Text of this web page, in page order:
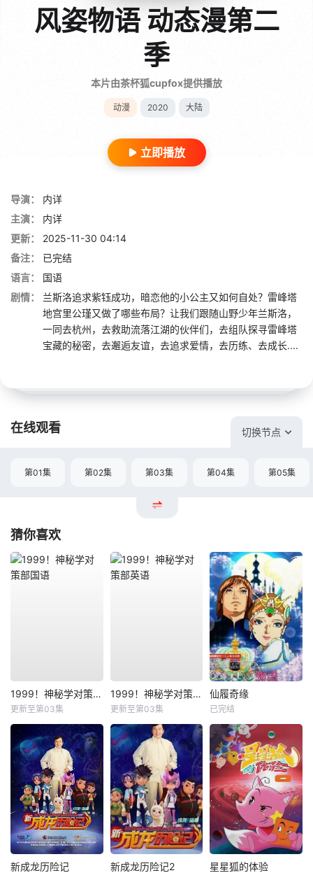
风姿物语 动态漫第二
季
本片由茶杯狐cupfox提供播放
动漫 2020 大陆
立即播放
导演：
内详
主演：
内详
更新：
2025-11-30 04:14
备注：
已完结
语言：
国语
剧情：
兰斯洛追求紫钰成功，暗恋他的小公主又如何自处？雷峰塔
地宫里公瑾又做了哪些布局？让我们跟随山野少年兰斯洛，
一同去杭州，去救助流落江湖的伙伴们，去组队探寻雷峰塔
宝藏的秘密，去邂逅友谊，去追求爱情，去历练、去成长....
在线观看 切换节点
第01集 第02集 第03集 第04集 第05集
猜你喜欢
1999！神秘学对策部国语
更新至第03集
1999！神秘学对策部英语
更新至第03集
仙履奇缘
已完结
新成龙历险记 新成龙历险记2 星星狐的体验